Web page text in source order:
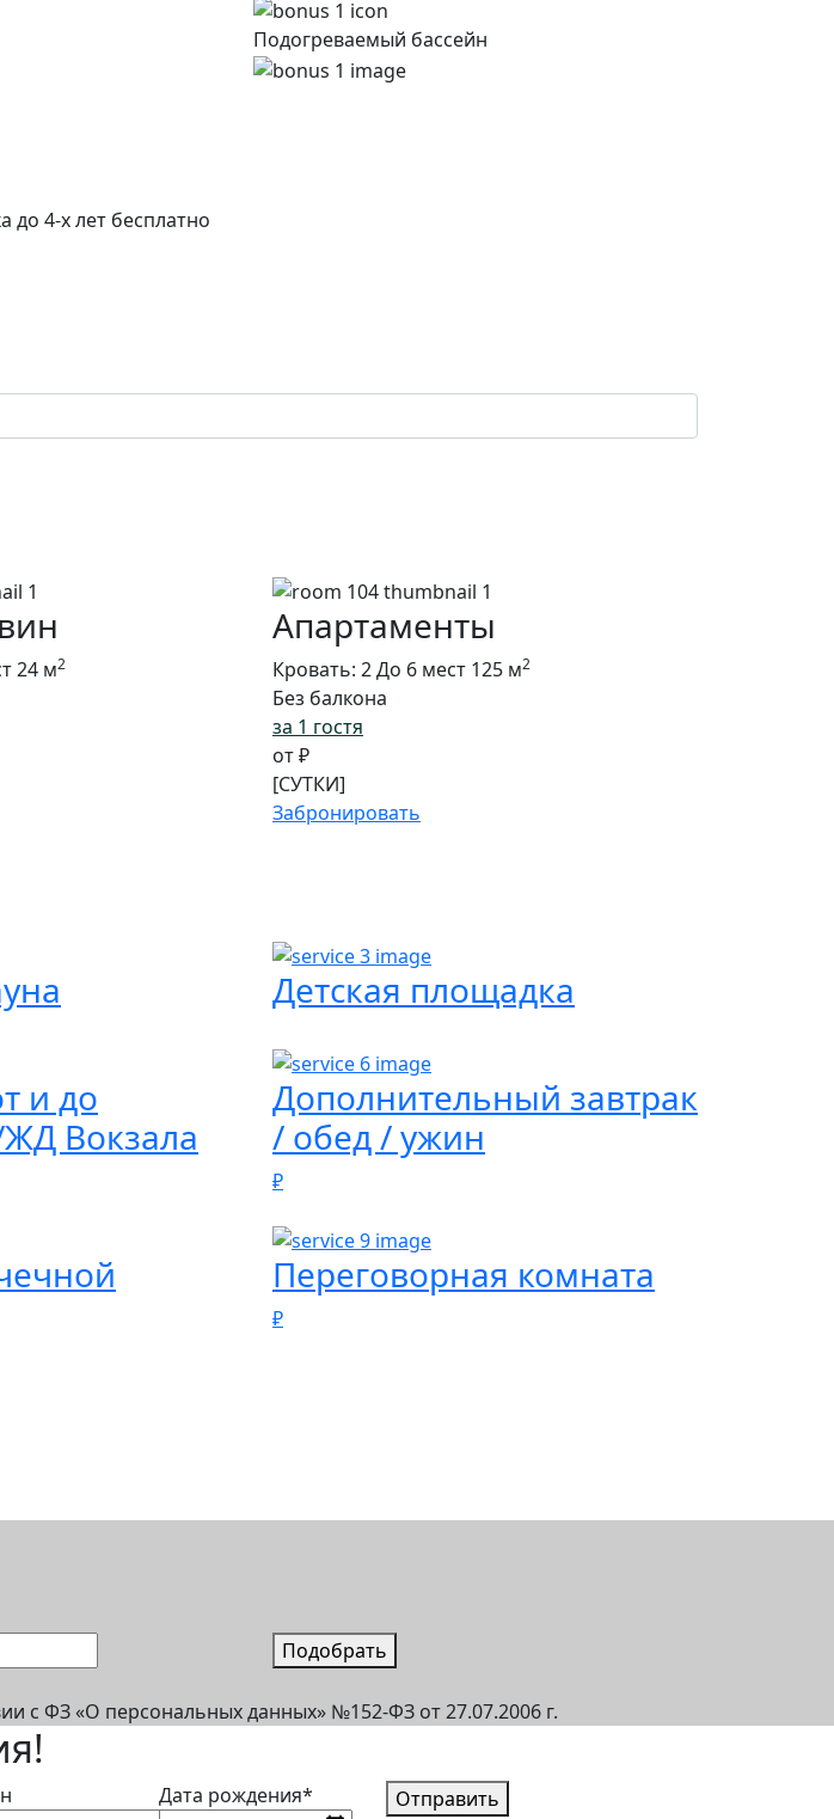
4-х лет бесплатно
Подогреваемый бассейн
24 м2
Апартаменты
Кровать: 2До 6 мест 125 м2
Без балкона
за 1 гостя
от₽
[СУТКИ]
Забронировать
Детская площадка
и до
Вокзала
Дополнительный завтрак
/ обед / ужин
₽
Переговорная комната
₽
Подобрать
с ФЗ «О персональных данных» №152-ФЗ от 27.07.2006 г.
Дата рождения* Отправить